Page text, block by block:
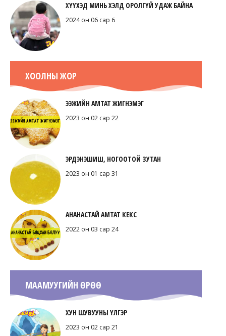
ХҮҮХЭД МИНЬ ХЭЛД ОРОЛГҮЙ УДАЖ БАЙНА
2024 он 06 сар 6
ХООЛНЫ ЖОР
ЭЭЖИЙН АМТАТ ЖИГНЭМЭГ
2023 он 02 сар 22
ЭРДЭНЭШИШ, НОГООТОЙ ЗУТАН
2023 он 01 сар 31
АНАНАСТАЙ АМТАТ КЕКС
2022 он 03 сар 24
МААМУУГИЙН ӨРӨӨ
ХУН ШУВУУНЫ ҮЛГЭР
2023 он 02 сар 21